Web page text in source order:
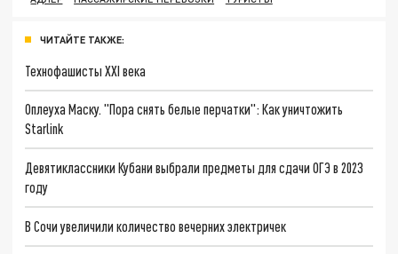
ЧИТАЙТЕ ТАКЖЕ:
Технофашисты XXI века
Оплеуха Маску. "Пора снять белые перчатки": Как уничтожить
Starlink
Девятиклассники Кубани выбрали предметы для сдачи ОГЭ в 2023
году
В Сочи увеличили количество вечерних электричек